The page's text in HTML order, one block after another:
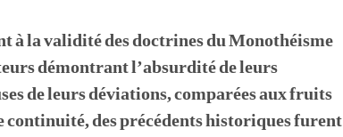
à la validité des doctrines du Monothéisme
démontrant l’absurdité de leurs
de leurs déviations, comparées aux fruits
continuité, des précédents historiques furent